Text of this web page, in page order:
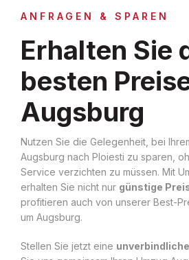
ANFRAGEN & SPAREN
Erhalten Sie
besten
Augsburg
Nutzen Sie die Gelegenheit, bei
Augsburg nach Ploiesti zu sparen,
Service verzichten zu müssen. Mit
erhalten Sie nicht nur günstige
profitieren auch von unserer Best-
um Augsburg.
Stellen Sie jetzt eine